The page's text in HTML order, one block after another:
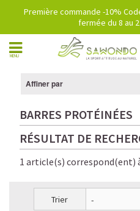
Première commande -10%
fermée du 8 au
MENU
Affiner par
BARRES PROTÉINÉES
RÉSULTAT DE
1 article(s) correspond(ent)
Trier